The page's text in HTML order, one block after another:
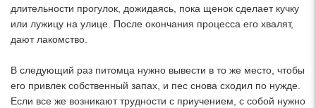
длительности прогулок, дожидаясь, пока щенок сделает кучку
или лужицу на улице. После окончания процесса его хвалят,
дают лакомство.
В следующий раз питомца нужно вывести в то же место, чтобы
его привлек собственный запах, и пес снова сходил по нужде.
Если все же возникают трудности с приучением, с собой нужно